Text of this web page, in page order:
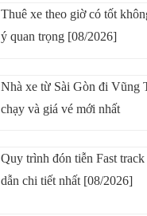
Thuê xe theo giờ có tốt
ý quan trọng [08/2026]
Nhà xe từ Sài Gòn đi Vũng
chạy và giá vé mới nhất
Quy trình đón tiễn Fast
dẫn chi tiết nhất [08/2026]